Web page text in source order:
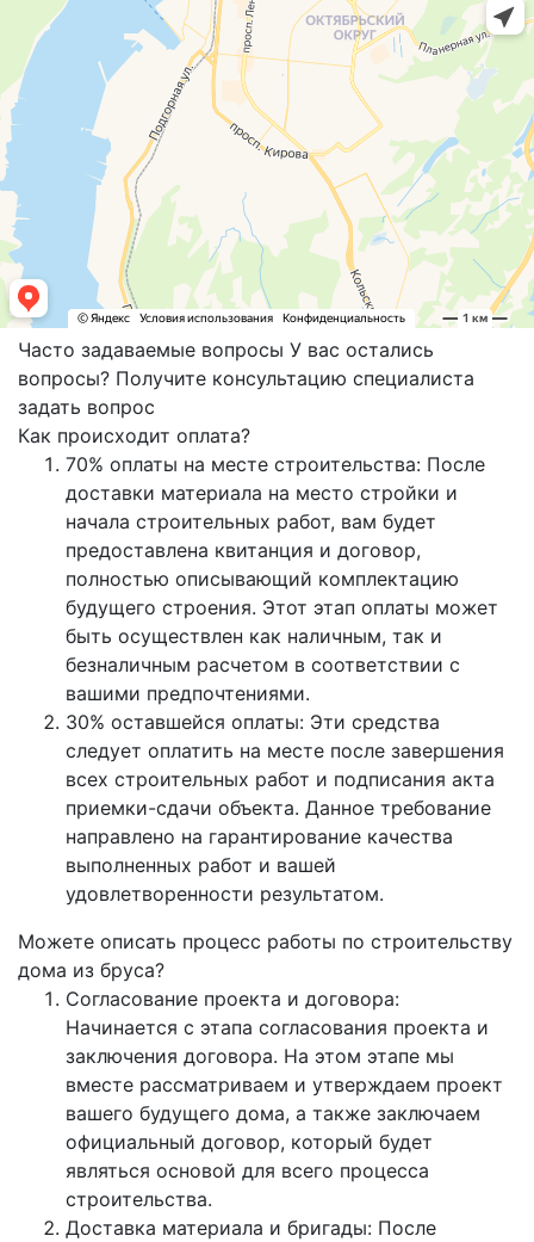
Часто задаваемые вопросы У вас остались
вопросы? Получите консультацию специалиста
задать вопрос
Как происходит оплата?
70% оплаты на месте строительства: После
доставки материала на место стройки и
начала строительных работ, вам будет
предоставлена квитанция и договор,
полностью описывающий комплектацию
будущего строения. Этот этап оплаты может
быть осуществлен как наличным, так и
безналичным расчетом в соответствии с
вашими предпочтениями.
30% оставшейся оплаты: Эти средства
следует оплатить на месте после завершения
всех строительных работ и подписания акта
приемки-сдачи объекта. Данное требование
направлено на гарантирование качества
выполненных работ и вашей
удовлетворенности результатом.
Можете описать процесс работы по строительству
дома из бруса?
Согласование проекта и договора:
Начинается с этапа согласования проекта и
заключения договора. На этом этапе мы
вместе рассматриваем и утверждаем проект
вашего будущего дома, а также заключаем
официальный договор, который будет
являться основой для всего процесса
строительства.
Доставка материала и бригады: После